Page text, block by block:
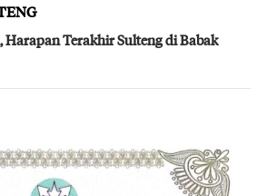
Harapan Terakhir Sulteng di Babak